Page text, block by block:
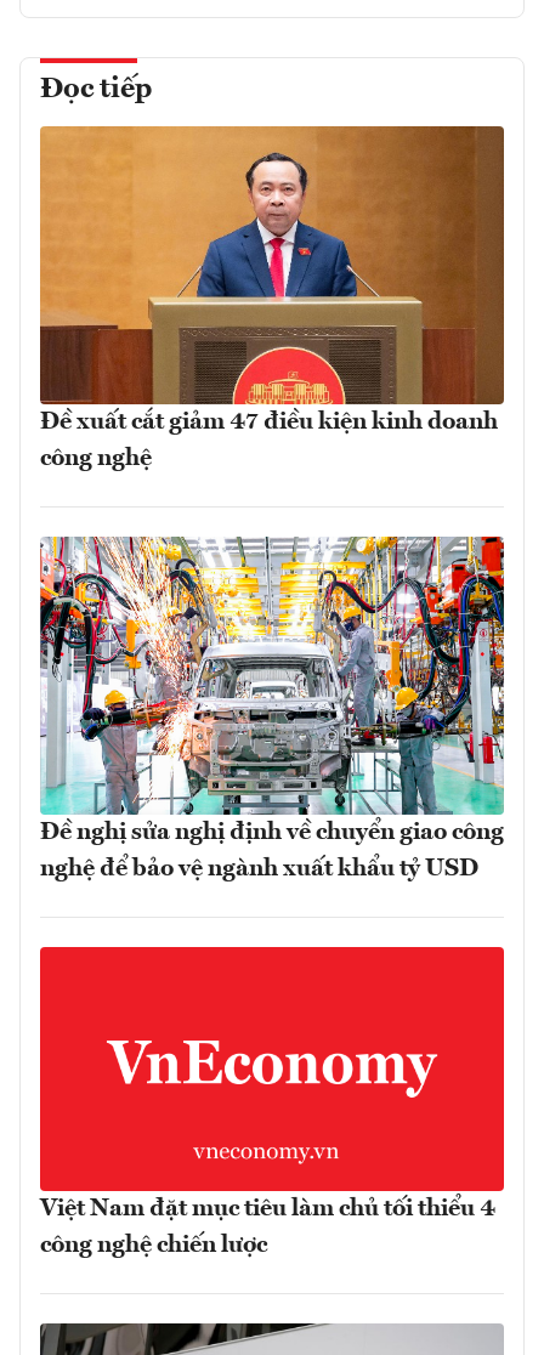
Đọc tiếp
Đề xuất cắt giảm 47 điều kiện kinh doanh
công nghệ
Đề nghị sửa nghị định về chuyển giao công
nghệ để bảo vệ ngành xuất khẩu tỷ USD
Việt Nam đặt mục tiêu làm chủ tối thiểu 4
công nghệ chiến lược